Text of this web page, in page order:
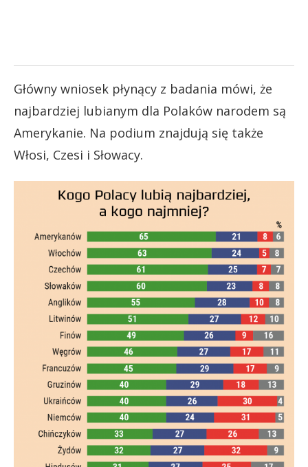
Główny wniosek płynący z badania mówi, że
najbardziej lubianym dla Polaków narodem są
Amerykanie. Na podium znajdują się także
Włosi, Czesi i Słowacy.